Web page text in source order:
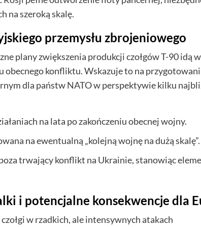
na szeroką skalę.
przemysłu zbrojeniowego
plany zwiększenia produkcji czołgów T-90 idą
obecnego konfliktu. Wskazuje to na
dla państw NATO w perspektywie kilku
na lata po zakończeniu obecnej wojny.
na ewentualną „kolejną wojnę na dużą skalę”.
trwający konflikt na Ukrainie, stanowiąc
i potencjalne konsekwencje dla
w rzadkich, ale intensywnych atakach